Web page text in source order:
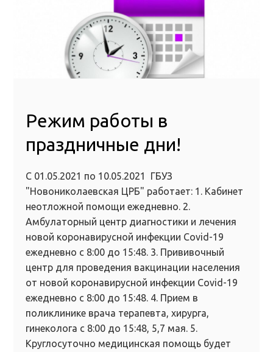
Режим работы в
праздничные дни!
С 01.05.2021 по 10.05.2021 ГБУЗ
"Новониколаевская ЦРБ" работает: 1. Кабинет
неотложной помощи ежедневно. 2.
Амбулаторный центр диагностики и лечения
новой коронавирусной инфекции Covid-19
ежедневно с 8:00 до 15:48. 3. Прививочный
центр для проведения вакцинации населения
от новой коронавирусной инфекции Сovid-19
ежедневно с 8:00 до 15:48. 4. Прием в
поликлинике врача терапевта, хирурга,
гинеколога с 8:00 до 15:48, 5,7 мая. 5.
Круглосуточно медицинская помощь будет